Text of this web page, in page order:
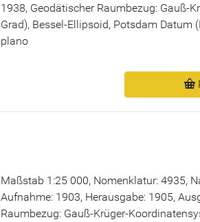
1938, Geodätischer Raumbezug: Gauß-
Grad), Bessel-Ellipsoid, Potsdam Datum
plano
Maßstab 1:25 000, Nomenklatur: 4935,
Aufnahme: 1903, Herausgabe: 1905,
Raumbezug: Gauß-Krüger-